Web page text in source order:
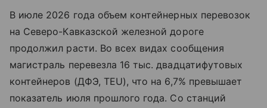
В июле 2026 года объем контейнерных перевозок
на Северо-Кавказской железной дороге
продолжил расти. Во всех видах сообщения
магистраль перевезла 16 тыс. двадцатифутовых
контейнеров (ДФЭ, TEU), что на 6,7% превышает
показатель июля прошлого года. Со станций